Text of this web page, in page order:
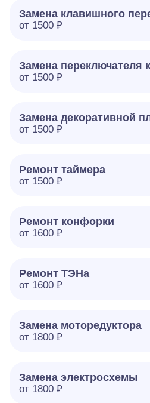
Замена клавишного
от 1500 ₽
Замена переключателя
от 1500 ₽
Замена декоративной
от 1500 ₽
Ремонт таймера
от 1500 ₽
Ремонт конфорки
от 1600 ₽
Ремонт ТЭНа
от 1600 ₽
Замена моторедуктора
от 1800 ₽
Замена электросхемы
от 1800 ₽